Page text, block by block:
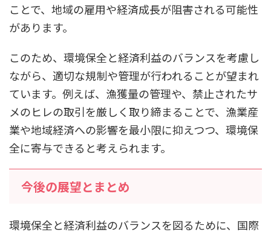
ことで、地域の雇用や経済成長が阻害される可能性
があります。
このため、環境保全と経済利益のバランスを考慮し
ながら、適切な規制や管理が行われることが望まれ
ています。例えば、漁獲量の管理や、禁止されたサ
メのヒレの取引を厳しく取り締まることで、漁業産
業や地域経済への影響を最小限に抑えつつ、環境保
全に寄与できると考えられます。
今後の展望とまとめ
環境保全と経済利益のバランスを図るために、国際